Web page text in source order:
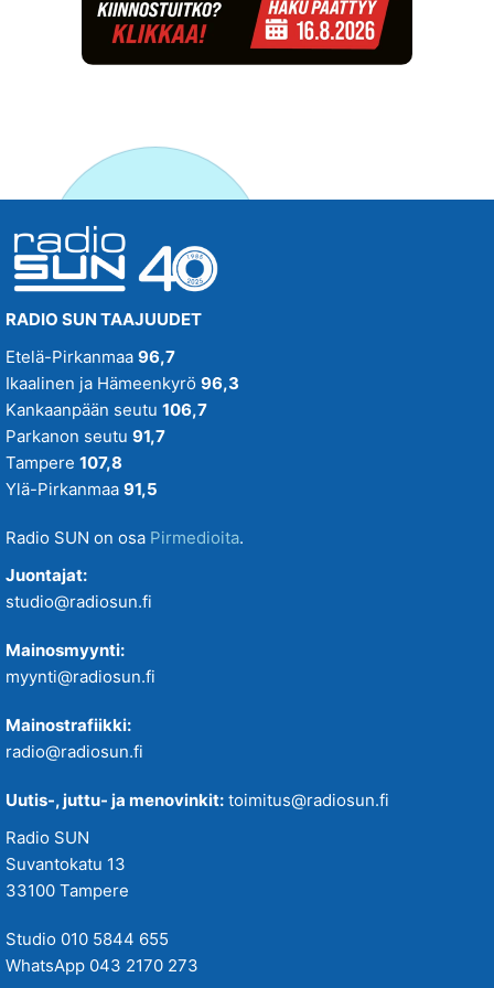
RADIO SUN TAAJUUDET
Etelä-Pirkanmaa 96,7
Ikaalinen ja Hämeenkyrö 96,3
Kankaanpään seutu 106,7
Parkanon seutu 91,7
Tampere 107,8
Ylä-Pirkanmaa 91,5
Radio SUN on osa Pirmedioita.
Juontajat:
studio@radiosun.fi
Mainosmyynti:
myynti@radiosun.fi
Mainostrafiikki:
radio@radiosun.fi
Uutis-, juttu- ja menovinkit: toimitus@radiosun.fi
Radio SUN
Suvantokatu 13
33100 Tampere
Studio 010 5844 655
WhatsApp 043 2170 273